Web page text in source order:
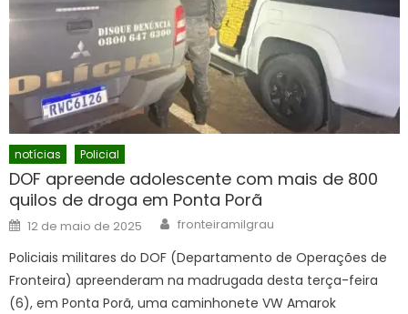
notícias Policial
DOF apreende adolescente com mais de 800
quilos de droga em Ponta Porã
Posted
on
12 de maio de 2025 Author
fronteiramilgrau
Policiais militares do DOF (Departamento de Operações de
Fronteira) apreenderam na madrugada desta terça-feira
(6), em Ponta Porã, uma caminhonete VW Amarok